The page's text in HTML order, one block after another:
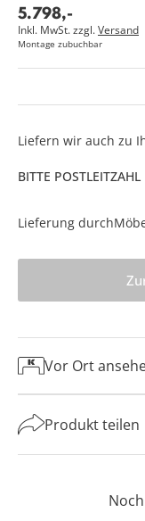
5.798,-
Inkl. MwSt. zzgl.Versand
Montage zubuchbar
Liefern wir auch zu
BITTE
Lieferung durch
Vor Ort
Produkt teilen